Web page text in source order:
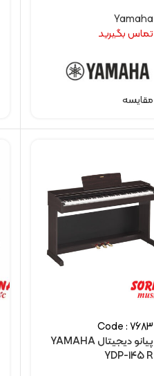
Yamaha
تماس بگیرید
مقایسه
Code : 7683
پیانو دیجیتال YAMAHA
YDP-145 R